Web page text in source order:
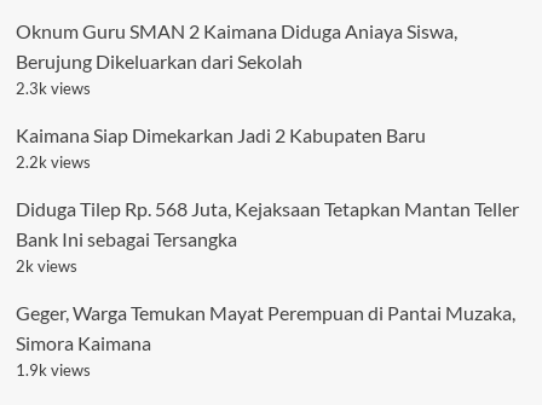
Oknum Guru SMAN 2 Kaimana Diduga Aniaya Siswa,
Berujung Dikeluarkan dari Sekolah
2.3k views
Kaimana Siap Dimekarkan Jadi 2 Kabupaten Baru
2.2k views
Diduga Tilep Rp. 568 Juta, Kejaksaan Tetapkan Mantan Teller
Bank Ini sebagai Tersangka
2k views
Geger, Warga Temukan Mayat Perempuan di Pantai Muzaka,
Simora Kaimana
1.9k views